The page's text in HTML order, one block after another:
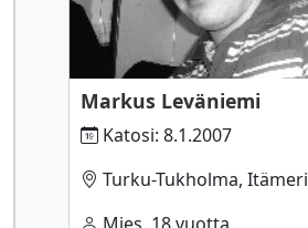
Markus Leväniemi
Katosi: 8.1.2007
Turku-Tukholma, Itämeri
Mies, 18 vuotta